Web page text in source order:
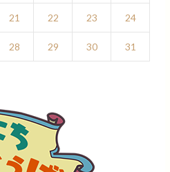
21 22 23 24
28 29 30
31